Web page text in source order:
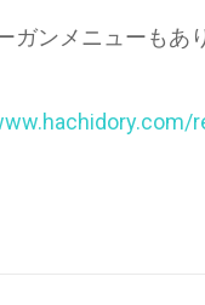
ンメニューもあ